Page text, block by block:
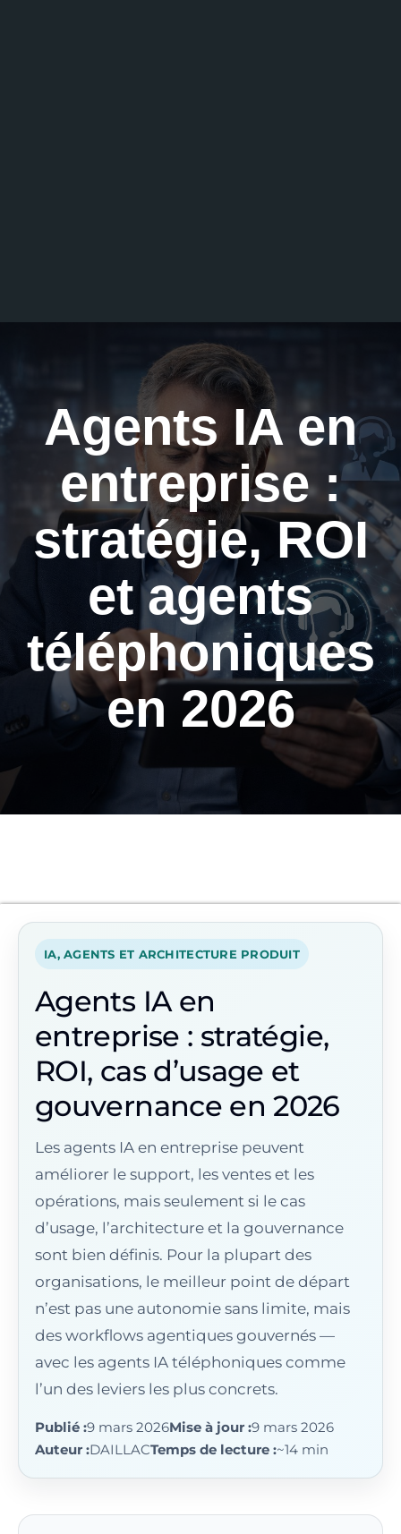
Agents IA en
entreprise :
stratégie, ROI
et agents
téléphoniques
en 2026
IA, AGENTS ET ARCHITECTURE PRODUIT
Agents IA en
entreprise : stratégie,
ROI, cas d’usage et
gouvernance en 2026
Les agents IA en entreprise peuvent
améliorer le support, les ventes et les
opérations, mais seulement si le cas
d’usage, l’architecture et la gouvernance
sont bien définis. Pour la plupart des
organisations, le meilleur point de départ
n’est pas une autonomie sans limite, mais
des workflows agentiques gouvernés —
avec les agents IA téléphoniques comme
l’un des leviers les plus concrets.
Publié :9 mars 2026Mise à jour :9 mars 2026
Auteur :DAILLACTemps de lecture :~14 min